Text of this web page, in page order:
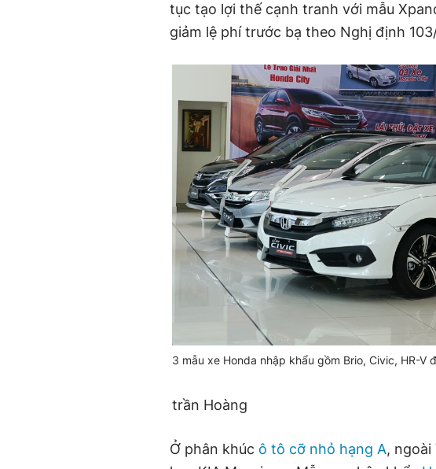
tục tạo lợi thế cạnh tranh với mẫu
giảm lệ phí trước bạ theo Nghị định
3 mẫu xe Honda nhập khẩu gồm Brio, Civic, HR-V
trần Hoàng
Ở phân khúc ô tô cỡ nhỏ hạng A, ngoài